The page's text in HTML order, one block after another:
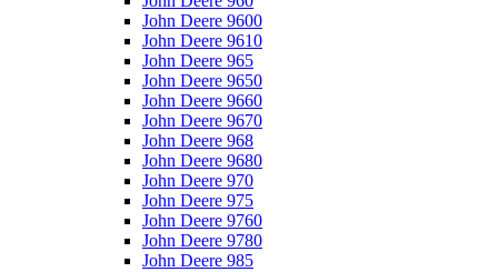
John Deere 9600
John Deere 9610
John Deere 965
John Deere 9650
John Deere 9660
John Deere 9670
John Deere 968
John Deere 9680
John Deere 970
John Deere 975
John Deere 9760
John Deere 9780
John Deere 985